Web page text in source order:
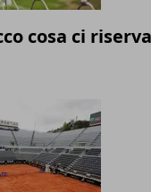
cosa ci